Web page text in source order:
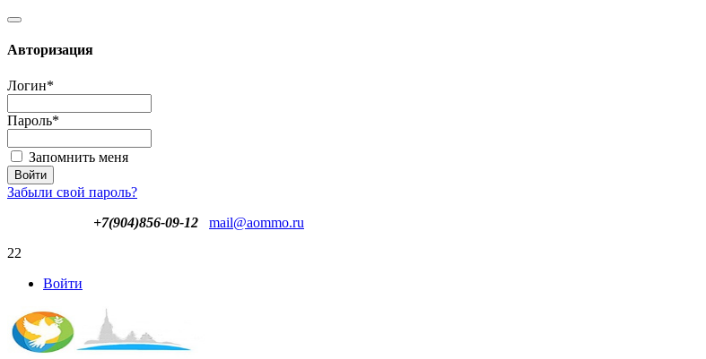
Авторизация
Логин*
Пароль*
Запомнить меня
Забыли свой пароль?
+7(904)856-09-12
mail@aommo.ru
22
Войти